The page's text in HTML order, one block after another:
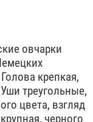
овчарки
крепкая,
треугольные,
цвета, взгляд
черного